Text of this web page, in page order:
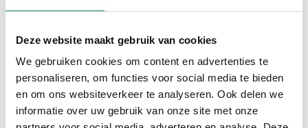
Deze website maakt gebruik van cookies
We gebruiken cookies om content en advertenties te
personaliseren, om functies voor social media te bieden
en om ons websiteverkeer te analyseren. Ook delen we
informatie over uw gebruik van onze site met onze
je organisatie in eerste instantie aan de wet. Wel is
het een vereiste om een audit te plannen om de
hierbij verbeteringen door te voeren op termijn. Wij
kunnen je helpen met: